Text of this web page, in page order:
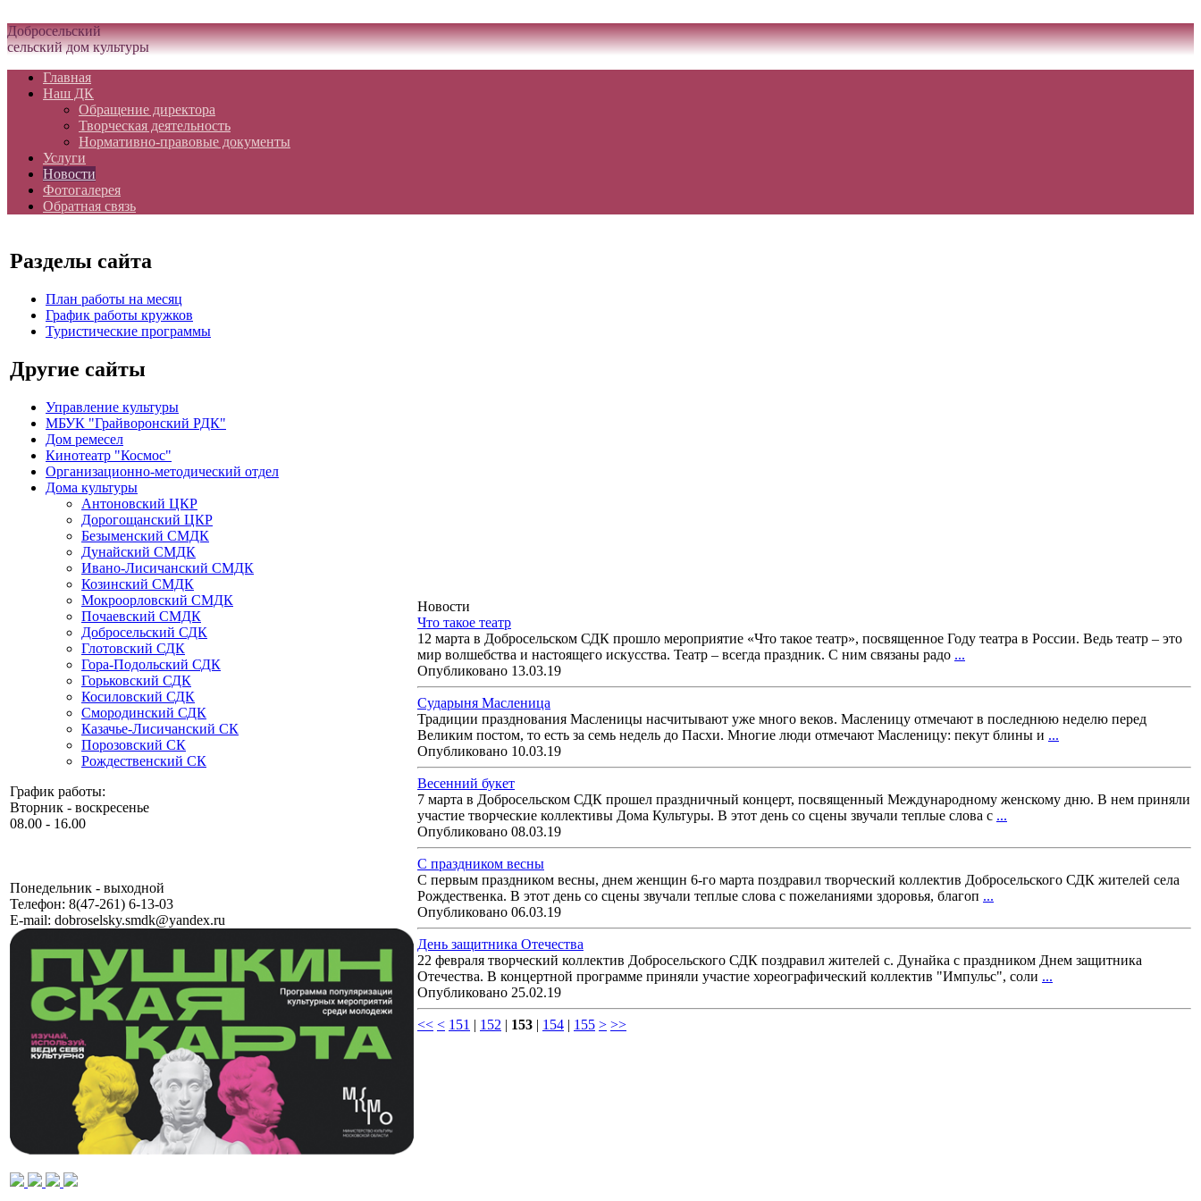
Добросельский
сельский дом культуры
Главная
Наш ДК
Обращение директора
Творческая деятельность
Нормативно-правовые документы
Услуги
Новости
Фотогалерея
Обратная связь
Разделы сайта
План работы на месяц
График работы кружков
Туристические программы
Другие сайты
Управление культуры
МБУК "Грайворонский РДК"
Дом ремесел
Кинотеатр "Космос"
Организационно-методический отдел
Дома культуры
Антоновский ЦКР
Дорогощанский ЦКР
Безыменский СМДК
Дунайский СМДК
Ивано-Лисичанский СМДК
Козинский СМДК
Мокроорловский СМДК
Почаевский СМДК
Добросельский СДК
Глотовский СДК
Гора-Подольский СДК
Горьковский СДК
Косиловский СДК
Смородинский СДК
Казачье-Лисичанский СК
Порозовский СК
Рождественский СК
График работы:
Вторник - воскресенье
08.00 - 16.00
Понедельник - выходной
Телефон: 8(47-261) 6-13-03
E-mail: dobroselsky.smdk@yandex.ru
Новости
Что такое театр
12 марта в Добросельском СДК прошло мероприятие «Что такое театр», посвященное Году театра в России. Ведь театр – это
мир волшебства и настоящего искусства. Театр – всегда праздник. С ним связаны радо ...
Опубликовано 13.03.19
Сударыня Масленица
Традиции празднования Масленицы насчитывают уже много веков. Масленицу отмечают в последнюю неделю перед
Великим постом, то есть за семь недель до Пасхи. Многие люди отмечают Масленицу: пекут блины и ...
Опубликовано 10.03.19
Весенний букет
7 марта в Добросельском СДК прошел праздничный концерт, посвященный Международному женскому дню. В нем приняли
участие творческие коллективы Дома Культуры. В этот день со сцены звучали теплые слова с ...
Опубликовано 08.03.19
С праздником весны
С первым праздником весны, днем женщин 6-го марта поздравил творческий коллектив Добросельского СДК жителей села
Рождественка. В этот день со сцены звучали теплые слова с пожеланиями здоровья, благоп ...
Опубликовано 06.03.19
День защитника Отечества
22 февраля творческий коллектив Добросельского СДК поздравил жителей с. Дунайка с праздником Днем защитника
Отечества. В концертной программе приняли участие хореографический коллектив "Импульс", соли ...
Опубликовано 25.02.19
<< < 151 | 152 | 153 | 154 | 155 > >>